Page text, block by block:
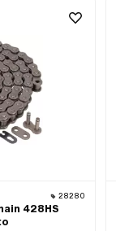
28280
428HS